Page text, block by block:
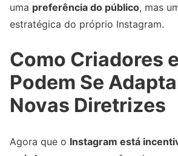
uma preferência do público, mas
estratégica do próprio Instagram.
Como Criadores
Podem Se
Novas Diretrizes
Agora que o Instagram está